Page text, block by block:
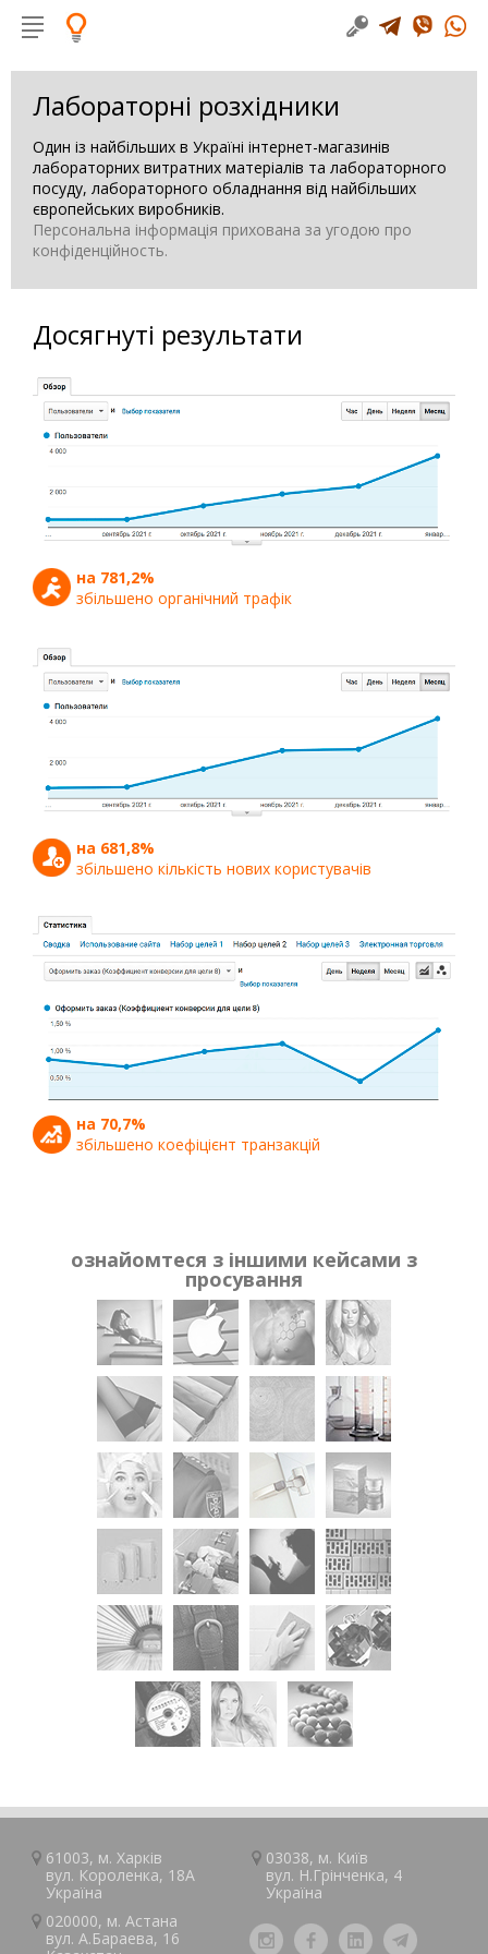
Лабораторні розхідники
Один із найбільших в Україні інтернет-магазинів
лабораторних витратних матеріалів та лабораторного
посуду, лабораторного обладнання від найбільших
європейських виробників.
Персональна інформація прихована за угодою про
конфіденційность.
Досягнуті результати
на 781,2%
збільшено органічний трафік
на 681,8%
збільшено кількість нових користувачів
на 70,7%
збільшено коефіцієнт транзакцій
ознайомтеся з іншими кейсами з
просування
61003, м.Харків
вул. Короленка, 18А
Україна
03038, м. Київ
вул. Н.Грінченка, 4
Україна
020000, м.Астана
вул. А.Барaeва, 16